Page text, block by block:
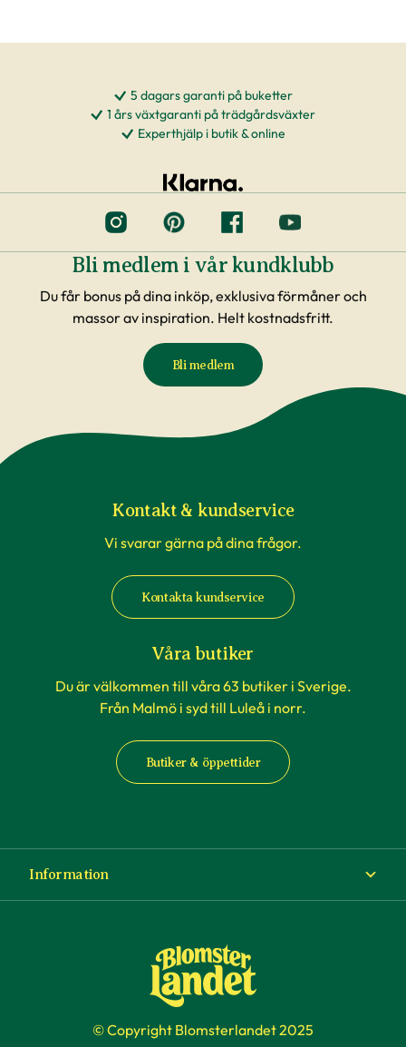
5 dagars garanti på buketter
1 års växtgaranti på trädgårdsväxter
Experthjälp i butik & online
Bli medlem i vår kundklubb
Du får bonus på dina inköp, exklusiva förmåner och
massor av inspiration. Helt kostnadsfritt.
Bli medlem
Kontakt & kundservice
Vi svarar gärna på dina frågor.
Kontakta kundservice
Våra butiker
Du är välkommen till våra 63 butiker i Sverige.
Från Malmö i syd till Luleå i norr.
Butiker & öppettider
Information
Köp- och leveransvillkor
© Copyright Blomsterlandet 2025